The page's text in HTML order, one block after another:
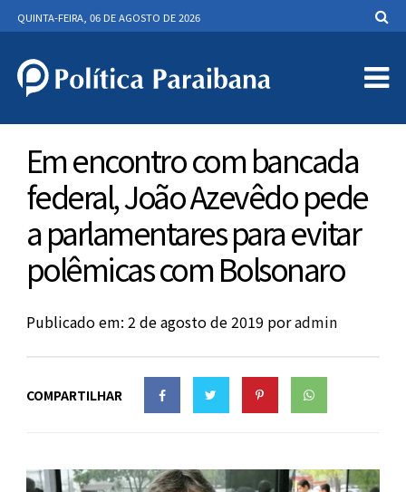
QUINTA-FEIRA, 06 DE AGOSTO DE 2026
Em encontro com bancada
federal, João Azevêdo pede
a parlamentares para evitar
polêmicas com Bolsonaro
Publicado em: 2 de agosto de 2019 poradmin
COMPARTILHAR